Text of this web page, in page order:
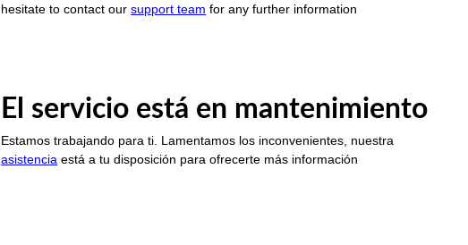
hesitate to contact oursupport team for any further information
El servicio está en mantenimiento
Estamos trabajando para ti. Lamentamos los inconvenientes, nuestra
asistencia está a tu disposición para ofrecerte más información